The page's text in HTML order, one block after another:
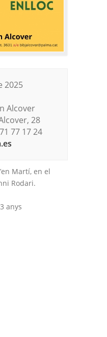
2025
Alcover
28
77 17 24
Martí, en el
Rodari.
anys